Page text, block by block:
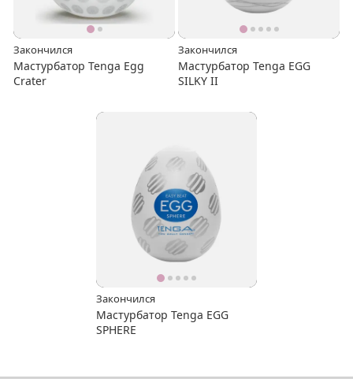
Закончился
Мастурбатор Tenga Egg
Crater
Закончился
Мастурбатор Tenga EGG
SILKY II
Закончился
Мастурбатор Tenga EGG
SPHERE